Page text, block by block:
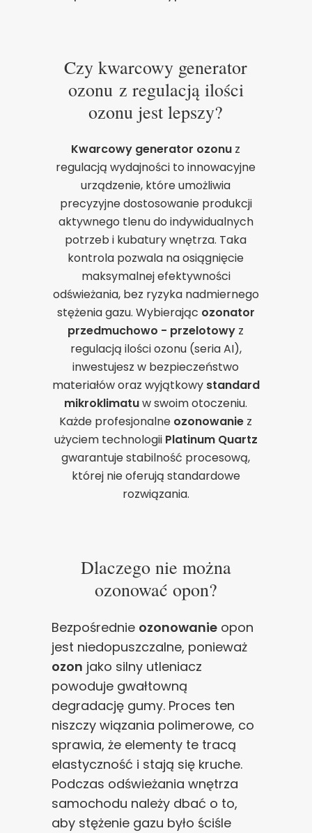
Czy kwarcowy generator
ozonu z regulacją ilości
ozonu jest lepszy?
Kwarcowy generator ozonu z
regulacją wydajności to innowacyjne
urządzenie, które umożliwia
precyzyjne dostosowanie produkcji
aktywnego tlenu do indywidualnych
potrzeb i kubatury wnętrza. Taka
kontrola pozwala na osiągnięcie
maksymalnej efektywności
odświeżania, bez ryzyka nadmiernego
stężenia gazu. Wybierając ozonator
przedmuchowo - przelotowy z
regulacją ilości ozonu (seria AI),
inwestujesz w bezpieczeństwo
materiałów oraz wyjątkowy standard
mikroklimatuw swoim otoczeniu.
Każde profesjonalne ozonowanie z
użyciem technologii Platinum Quartz
gwarantuje stabilność procesową,
której nie oferują standardowe
rozwiązania.
Dlaczego nie można
ozonować opon?
Bezpośrednie ozonowanie opon
jest niedopuszczalne, ponieważ
ozon jako silny utleniacz
powoduje gwałtowną
degradację gumy. Proces ten
niszczy wiązania polimerowe, co
sprawia, że elementy te tracą
elastyczność i stają się kruche.
Podczas odświeżania wnętrza
samochodu należy dbać o to,
aby stężenie gazu było ściśle